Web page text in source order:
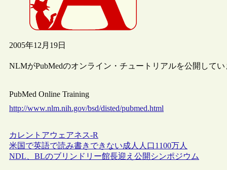
2005年12月19日
NLMがPubMedのオンライン・チュートリアルを公開してい
PubMed Online Training
http://www.nlm.nih.gov/bsd/disted/pubmed.html
カレントアウェアネス-R
米国で英語で読み書きできない成人人口1100万人
NDL、BLのブリンドリー館長迎え公開シンポジウム